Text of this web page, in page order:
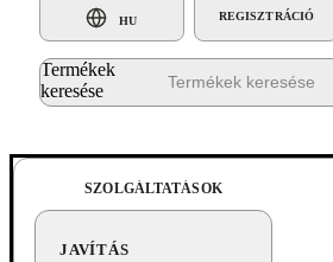
REGISZTRÁCIÓ
HU
Termékek
keresése
SZOLGÁLTATÁSOK
JAVÍTÁS